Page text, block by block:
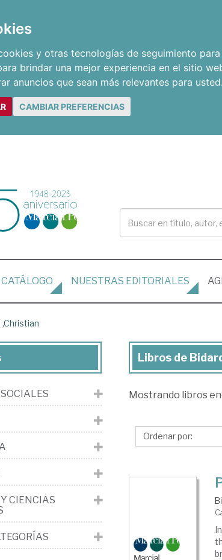
y otras tecnologías de seguimiento
brindar una mejor experiencia en el sitio
anuncios que sean más relevantes para usted.
CAMBIAR PREFERENCIAS
CATÁLOGO NUESTRAS EDITORIALES
,Christian
Libros
Bidard
Libros de
Mostrando libros
CIENCIAS